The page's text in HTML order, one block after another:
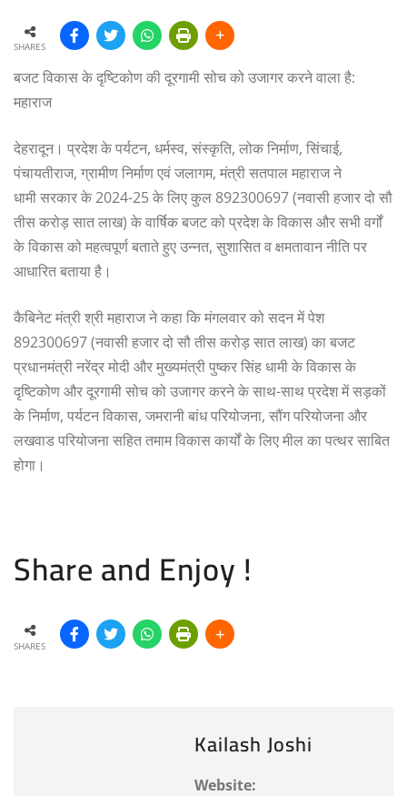
SHARES
बजट विकास के दृष्टिकोण की दूरगामी सोच को उजागर करने वाला है:
महाराज
देहरादून। प्रदेश के पर्यटन, धर्मस्व, संस्कृति, लोक निर्माण, सिंचाई,
पंचायतीराज, ग्रामीण निर्माण एवं जलागम, मंत्री सतपाल महाराज ने
धामी सरकार के 2024-25 के लिए कुल 892300697 (नवासी हजार दो सौ
तीस करोड़ सात लाख) के वार्षिक बजट को प्रदेश के विकास और सभी वर्गों
के विकास को महत्वपूर्ण बताते हुए उन्नत, सुशासित व क्षमतावान नीति पर
आधारित बताया है।
कैबिनेट मंत्री श्री महाराज ने कहा कि मंगलवार को सदन में पेश
892300697 (नवासी हजार दो सौ तीस करोड़ सात लाख) का बजट
प्रधानमंत्री नरेंद्र मोदी और मुख्यमंत्री पुष्कर सिंह धामी के विकास के
दृष्टिकोण और दूरगामी सोच को उजागर करने के साथ-साथ प्रदेश में सड़कों
के निर्माण, पर्यटन विकास, जमरानी बांध परियोजना, सौंग परियोजना और
लखवाड परियोजना सहित तमाम विकास कार्यों के लिए मील का पत्थर साबित
होगा।
Share and Enjoy !
SHARES
Kailash Joshi
Website: